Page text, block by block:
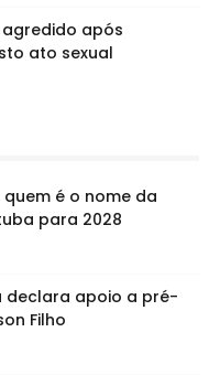
após
ato sexual
é o nome da
para 2028
declara apoio a pré-
Filho